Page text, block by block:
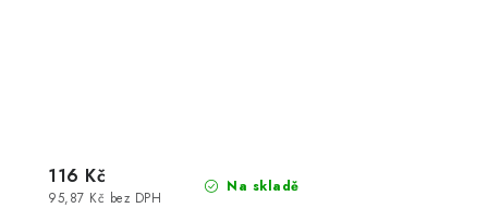
Na skladě
95,87 Kč bez DPH
116 Kč